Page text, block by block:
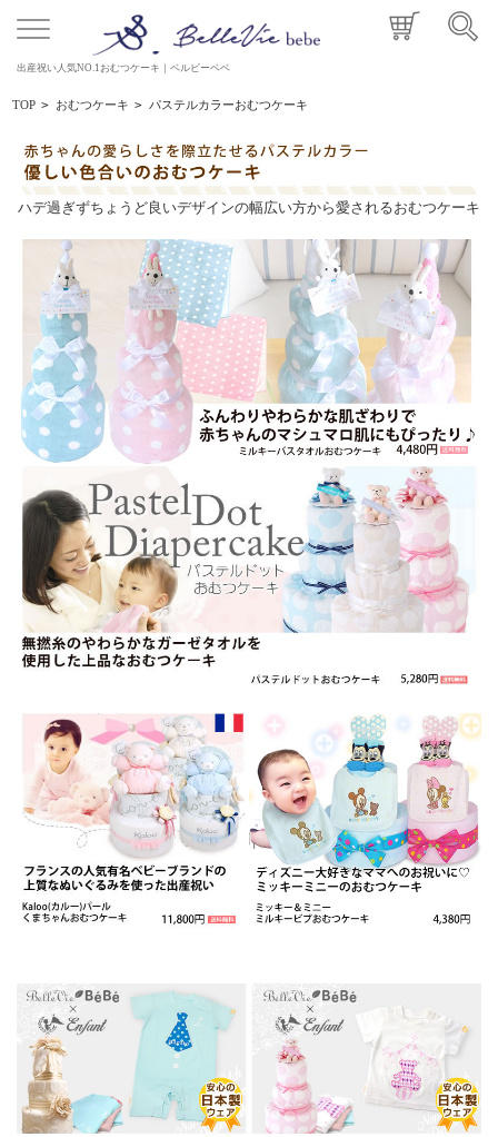
出産祝い人気NO.1おむつケーキ｜ベルビーベベ
TOP > おむつケーキ > パステルカラーおむつケーキ
ハデ過ぎずちょうど良いデザインの幅広い方から愛されるおむつケーキ